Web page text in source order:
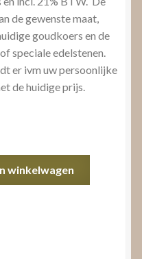
de gewenste maat,
goudkoers en de
speciale edelstenen.
er ivm uw persoonlijke
de huidige prijs.
winkelwagen